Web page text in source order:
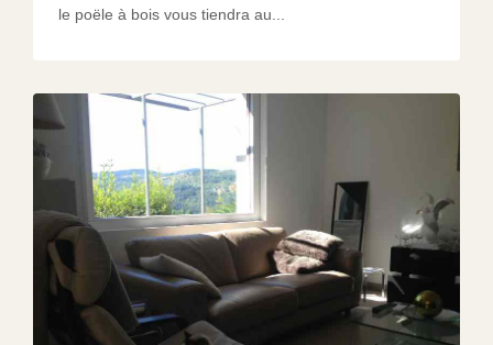
le poële à bois vous tiendra au...